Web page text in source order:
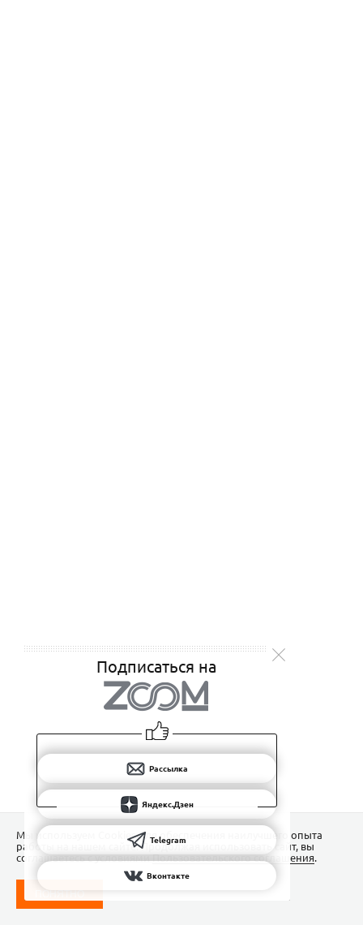
Подписаться на
Рассылка
Яндекс.Дзен
Telegram
Вконтакте
Мы используем Сookies для обеспечения наилучшего опыта
работы на нашем сайте. Продолжая использовать сайт, вы
соглашаетесь с условиямиПользовательского соглашения.
ПОНЯТНО